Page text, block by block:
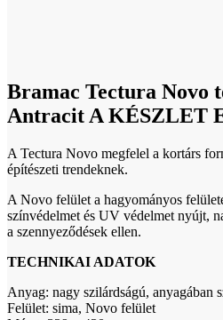
Bramac Tectura Novo
Antracit A KÉSZLET
A Tectura Novo megfelel a kortárs
építészeti trendeknek.
A Novo felület a hagyományos
színvédelmet és UV védelmet nyújt,
a szennyeződések ellen.
TECHNIKAI ADATOK
Anyag: nagy szilárdságú, anyagában
Felület: sima, Novo felület